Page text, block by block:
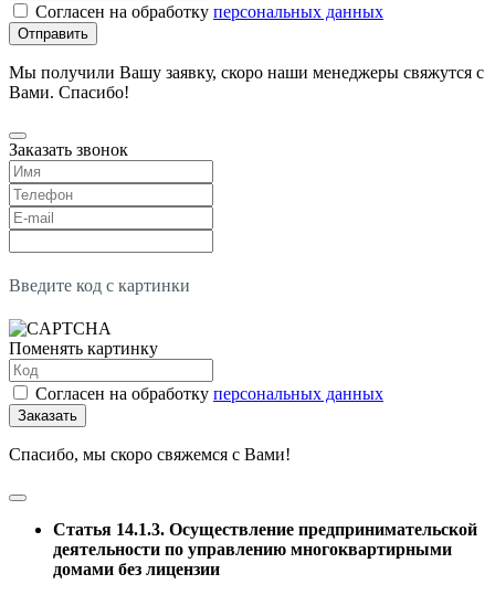
Согласен на обработку персональных данных
Отправить
Мы получили Вашу заявку, скоро наши менеджеры свяжутся с
Вами. Спасибо!
Заказать звонок
Введите код с картинки
Поменять картинку
Согласен на обработку персональных данных
Заказать
Спасибо, мы скоро свяжемся с Вами!
Статья 14.1.3. Осуществление предпринимательской
деятельности по управлению многоквартирными
домами без лицензии